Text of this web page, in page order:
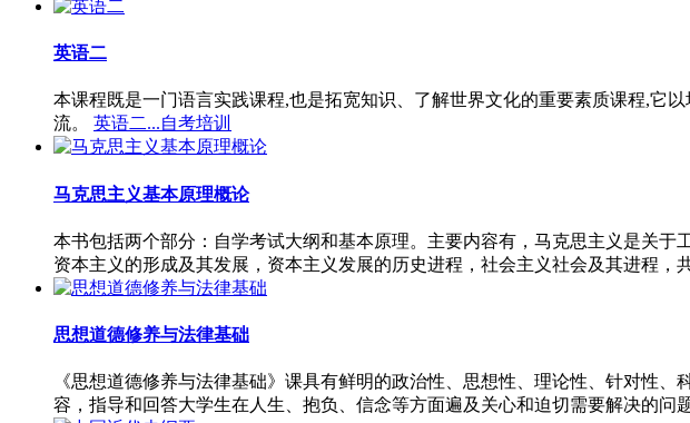
英语二
本课程既是一门语言实践课程,也是拓宽知识、了解世界文化的重要素质课程,它
流。
英语二...自考培训
马克思主义基本原理概论
本书包括两个部分：自学考试大纲和基本原理。主要内容有，马克思主义是关
资本主义的形成及其发展，资本主义发展的历史进程，社会主义社会及其进程，
思想道德修养与法律基础
《思想道德修养与法律基础》课具有鲜明的政治性、思想性、理论性、针对性
容，指导和回答大学生在人生、抱负、信念等方面遍及关心和迫切需要解决的问题